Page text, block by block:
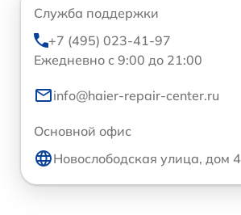
Служба поддержки
+7 (495) 023-41-97
Ежедневно с 9:00 до 21:00
info@haier-repair-center.ru
Основной офис
Новослободская улица, дом 4